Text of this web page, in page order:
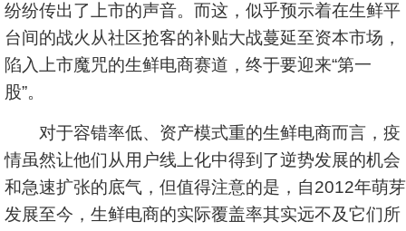
纷纷传出了上市的声音。而这，似乎预示着在生鲜平
台间的战火从社区抢客的补贴大战蔓延至资本市场，
陷入上市魔咒的生鲜电商赛道，终于要迎来“第一
股”。
对于容错率低、资产模式重的生鲜电商而言，疫
情虽然让他们从用户线上化中得到了逆势发展的机会
和急速扩张的底气，但值得注意的是，自2012年萌芽
发展至今，生鲜电商的实际覆盖率其实远不及它们所